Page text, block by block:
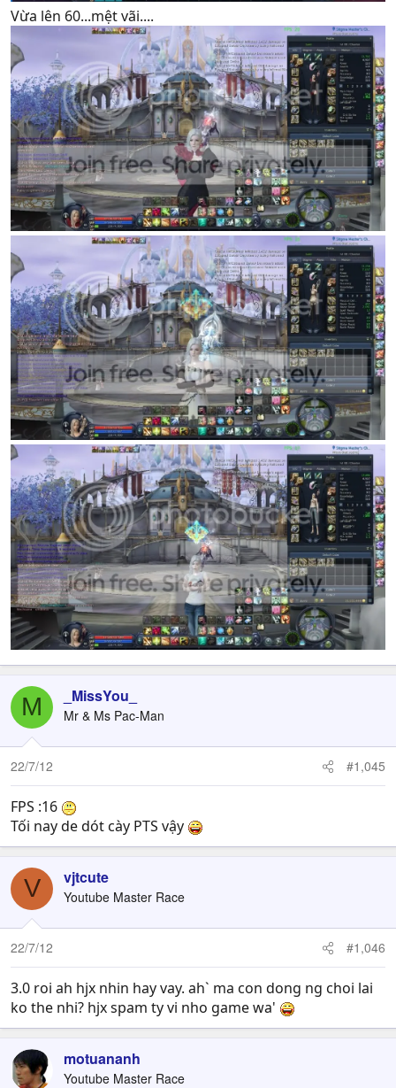
Vừa lên 60...mệt vãi....
M _MissYou_
Mr & Ms Pac-Man
22/7/12 #1,045
FPS :16
Tối nay de dót cày PTS vậy
V vjtcute
Youtube Master Race
22/7/12 #1,046
3.0 roi ah hjx nhin hay vay. ah` ma con dong ng choi lai
ko the nhi? hjx spam ty vi nho game wa'
motuananh
Youtube Master Race